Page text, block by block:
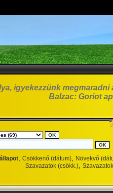
igyekezzünk
Balzac: Goriot
, Csökkenő (dátum), Növekvő
Szavazatok (csökk.),